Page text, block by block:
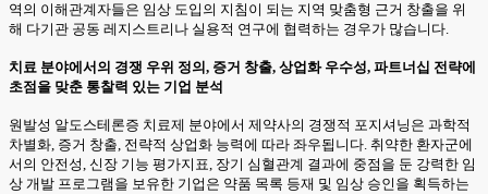
역의 이해관계자들은 임상 도입의 지침이 되는 지역 맞춤형 근거 창출을 위
해 다기관 공동 레지스트리나 실용적 연구에 협력하는 경우가 많습니다.
치료 분야에서의 경쟁 우위 정의, 증거 창출, 상업화 우수성, 파트너십 전략에
초점을 맞춘 통찰력 있는 기업 분석
원발성 알도스테론증 치료제 분야에서 제약사의 경쟁적 포지셔닝은 과학적
차별화, 증거 창출, 전략적 상업화 능력에 따라 좌우됩니다. 취약한 환자군에
서의 안전성, 신장 기능 평가지표, 장기 심혈관계 결과에 중점을 둔 강력한 임
상 개발 프로그램을 보유한 기업은 약품 목록 등재 및 임상 승인을 획득하는